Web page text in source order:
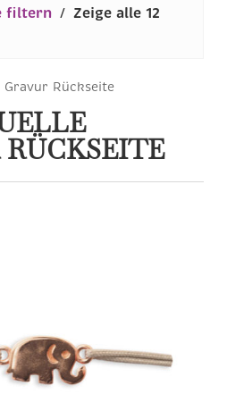
filtern
Zeige alle 12
Rückseite